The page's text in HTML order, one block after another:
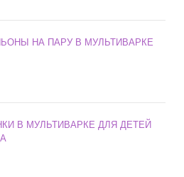
НА ПАРУ В МУЛЬТИВАРКЕ
В МУЛЬТИВАРКЕ ДЛЯ ДЕТЕЙ